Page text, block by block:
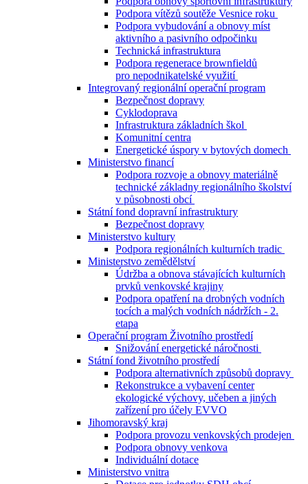
Podpora vítězů soutěže Vesnice roku
Podpora vybudování a obnovy míst
aktivního a pasivního odpočinku
Technická infrastruktura
Podpora regenerace brownfieldů
pro nepodnikatelské využití
Integrovaný regionální operační program
Bezpečnost dopravy
Cyklodoprava
Infrastruktura základních škol
Komunitní centra
Energetické úspory v bytových domech
Ministerstvo financí
Podpora rozvoje a obnovy materiálně
technické základny regionálního školství
v působnosti obcí
Státní fond dopravní infrastruktury
Bezpečnost dopravy
Ministerstvo kultury
Podpora regionálních kulturních tradic
Ministerstvo zemědělství
Údržba a obnova stávajících kulturních
prvků venkovské krajiny
Podpora opatření na drobných vodních
tocích a malých vodních nádržích - 2.
etapa
Operační program Životního prostředí
Snižování energetické náročnosti
Státní fond životního prostředí
Podpora alternativních způsobů dopravy
Rekonstrukce a vybavení center
ekologické výchovy, učeben a jiných
zařízení pro účely EVVO
Jihomoravský kraj
Podpora provozu venkovských prodejen
Podpora obnovy venkova
Individuální dotace
Ministerstvo vnitra